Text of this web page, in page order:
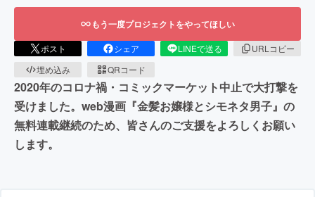
もう一度プロジェクトをやってほしい
ポスト シェア LINEで送る
URLコピー
埋め込み
QRコード
2020年のコロナ禍・コミックマーケット中止で大打撃を
受けました。web漫画『金髪お嬢様とシモネタ男子』の
無料連載継続のため、皆さんのご支援をよろしくお願い
します。